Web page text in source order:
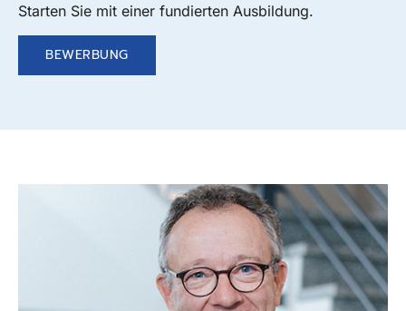
Starten Sie mit einer fundierten Ausbildung.
BEWERBUNG